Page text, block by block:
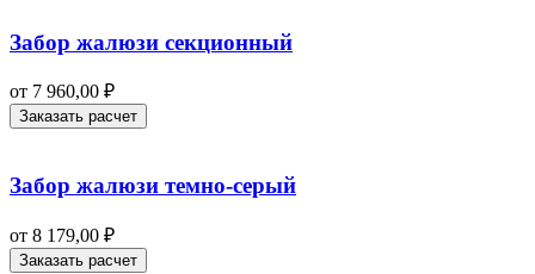
Забор жалюзи секционный
от 7 960,00 ₽
Заказать расчет
Забор жалюзи темно-серый
от 8 179,00 ₽
Заказать расчет